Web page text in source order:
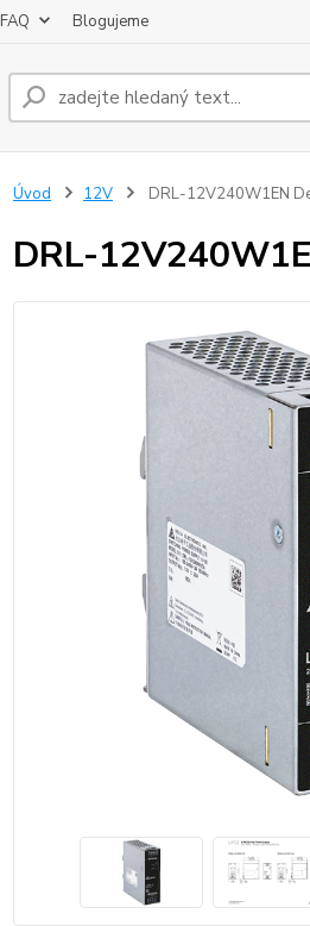
FAQ Blogujeme
Úvod 12V DRL-12V240W1EN
DRL-